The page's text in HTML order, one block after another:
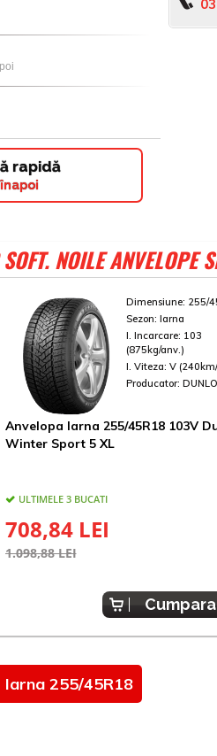
rapidă
NOILE ANVELOPE
Dimensiune: 255/
Sezon:Iarna
I. Incarcare: 103
(875kg/anv.)
I. Viteza:V
Producator:
Anvelopa Iarna 255/45R18 103V
Winter Sport 5 XL
ULTIMELE 3 BUCATI
708,84 LEI
1.098,88 LEI
Cumpara
Iarna 255/45R18